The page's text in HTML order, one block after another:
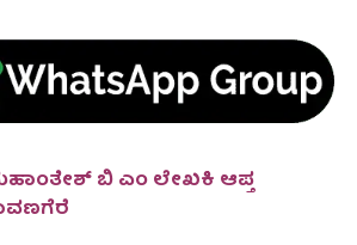
ಬಿ ಎಂ ಲೇಖಕಿ ಆಪ್ತ